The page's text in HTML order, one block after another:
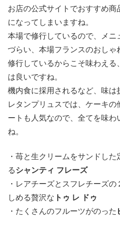
お店の公式サイトでおすすめ
になってしまいますね。
本場で修行しているので、メニ
づらい、本場フランスのおしゃ
修行しているからこそ味わえ
は良いですね。
機内食に採用されるなど、味は
レタンプリュスでは、ケーキの
ートも人気なので、全てを味わ
ね。
・苺と生クリームをサンドし
るシャンティ フレーズ
・レアチーズとスフレチーズ
しめる贅沢な トゥ レ ドゥ
・たくさんのフルーツがのった